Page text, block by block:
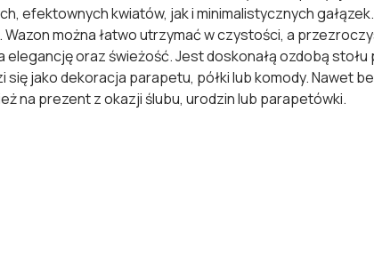
efektownych kwiatów, jak i minimalistycznych
można łatwo utrzymać w czystości, a
oraz świeżość. Jest doskonałą ozdobą
jako dekoracja parapetu, półki lub komody. Nawet
na prezent z okazji ślubu, urodzin lub parapetówki.